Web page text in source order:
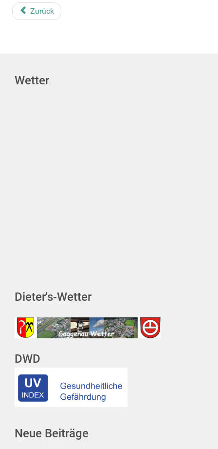
Zurück
Wetter
Dieter's-Wetter
DWD
Neue Beiträge